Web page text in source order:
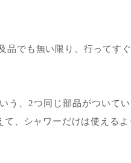
品でも無い限り、行ってす
う、2つ同じ部品がついて
、シャワーだけは使えるよ